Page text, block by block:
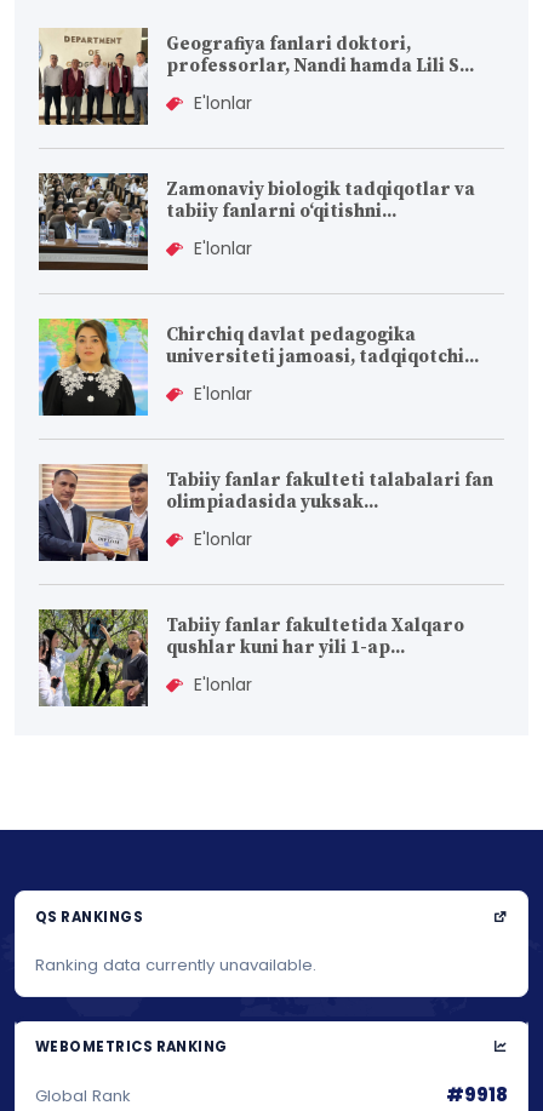
Geografiya fanlari doktori,
professorlar, Nandi hamda Lili S...
E'lonlar
Zamonaviy biologik tadqiqotlar va
tabiiy fanlarni o‘qitishni...
E'lonlar
Chirchiq davlat pedagogika
universiteti jamoasi, tadqiqotchi...
E'lonlar
Tabiiy fanlar fakulteti talabalari fan
olimpiadasida yuksak...
E'lonlar
Tabiiy fanlar fakultetida Xalqaro
qushlar kuni har yili 1-ap...
E'lonlar
QS RANKINGS
Ranking data currently unavailable.
WEBOMETRICS RANKING
Global Rank #9918